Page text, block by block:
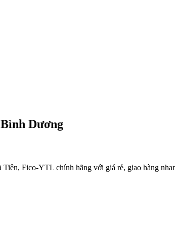
Dương
Tiên, Fico-YTL chính hãng với giá rẻ, giao hàng